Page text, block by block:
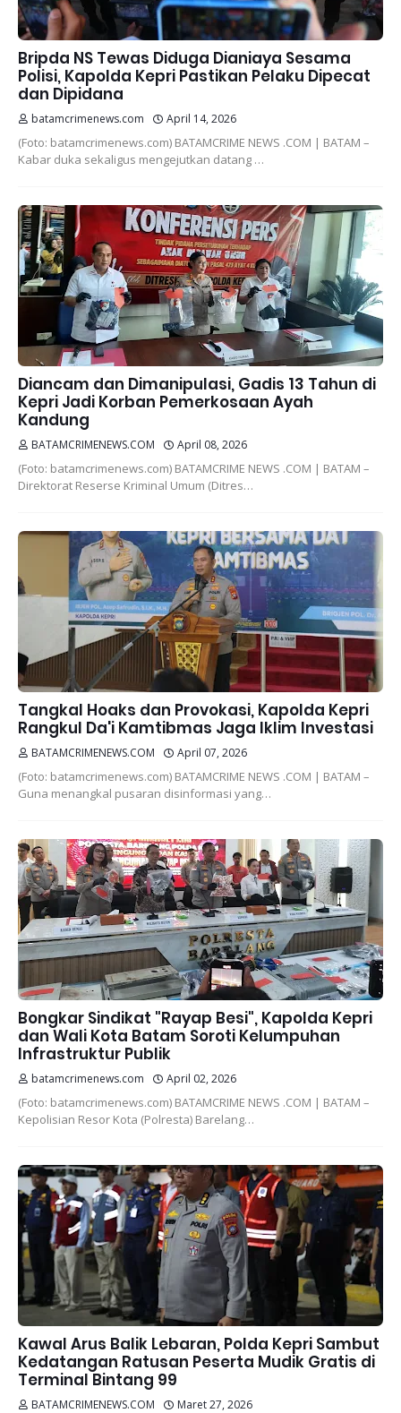
Bripda NS Tewas Diduga Dianiaya Sesama
Polisi, Kapolda Kepri Pastikan Pelaku Dipecat
dan Dipidana
batamcrimenews.com April 14, 2026
(Foto: batamcrimenews.com) BATAMCRIME NEWS .COM | BATAM –
Kabar duka sekaligus mengejutkan datang …
Diancam dan Dimanipulasi, Gadis 13 Tahun di
Kepri Jadi Korban Pemerkosaan Ayah
Kandung
BATAMCRIMENEWS.COM April 08, 2026
(Foto: batamcrimenews.com) BATAMCRIME NEWS .COM | BATAM –
Direktorat Reserse Kriminal Umum (Ditres…
Tangkal Hoaks dan Provokasi, Kapolda Kepri
Rangkul Da'i Kamtibmas Jaga Iklim Investasi
BATAMCRIMENEWS.COM April 07, 2026
(Foto: batamcrimenews.com) BATAMCRIME NEWS .COM | BATAM –
Guna menangkal pusaran disinformasi yang…
Bongkar Sindikat "Rayap Besi", Kapolda Kepri
dan Wali Kota Batam Soroti Kelumpuhan
Infrastruktur Publik
batamcrimenews.com April 02, 2026
(Foto: batamcrimenews.com) BATAMCRIME NEWS .COM | BATAM –
Kepolisian Resor Kota (Polresta) Barelang…
Kawal Arus Balik Lebaran, Polda Kepri Sambut
Kedatangan Ratusan Peserta Mudik Gratis di
Terminal Bintang 99
BATAMCRIMENEWS.COM Maret 27, 2026